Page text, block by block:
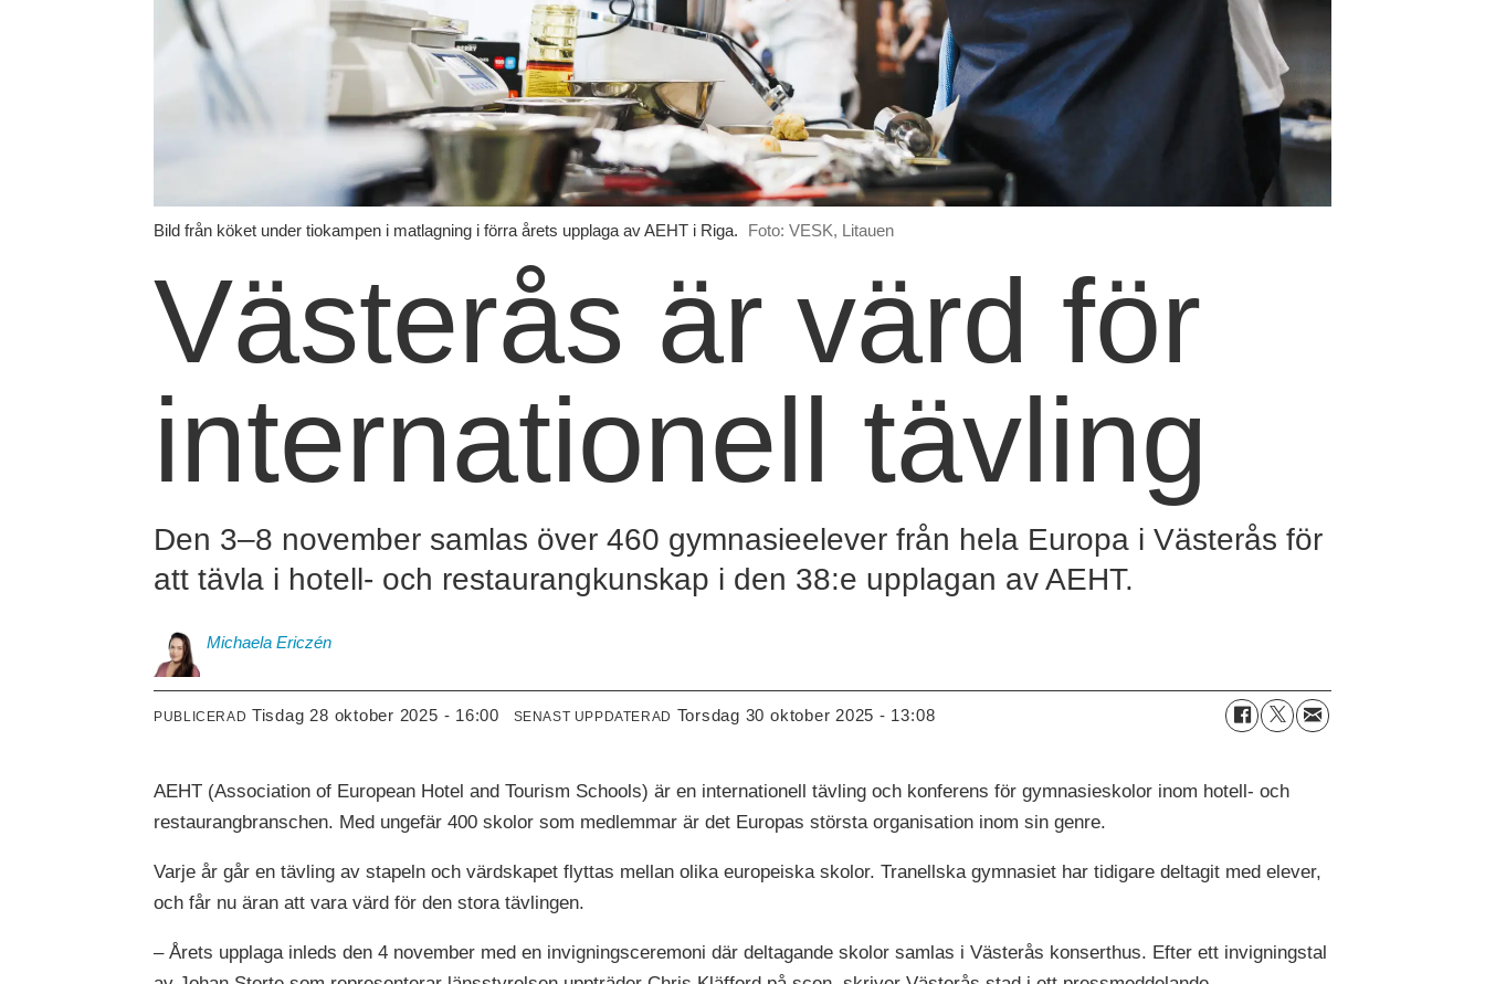
Bild från köket under tiokampen i matlagning i förra årets upplaga av AEHT i Riga. Foto: VESK, Litauen
Västerås är värd för
internationell tävling
Den 3–8 november samlas över 460 gymnasieelever från hela Europa i Västerås för
att tävla i hotell- och restaurangkunskap i den 38:e upplagan av AEHT.
Michaela Ericzén
PUBLICERAD tisdag 28 oktober 2025 - 16:00 SENAST UPPDATERAD torsdag 30 oktober 2025 - 13:08
AEHT (Association of European Hotel and Tourism Schools) är en internationell tävling och konferens för gymnasieskolor inom hotell- och
restaurangbranschen. Med ungefär 400 skolor som medlemmar är det Europas största organisation inom sin genre.
Varje år går en tävling av stapeln och värdskapet flyttas mellan olika europeiska skolor. Tranellska gymnasiet har tidigare deltagit med elever,
och får nu äran att vara värd för den stora tävlingen.
– Årets upplaga inleds den 4 november med en invigningsceremoni där deltagande skolor samlas i Västerås konserthus. Efter ett invigningstal